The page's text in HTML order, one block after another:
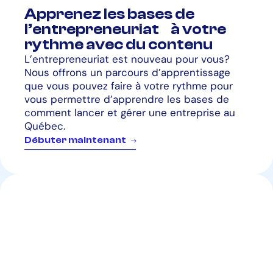
Apprenez les bases de
l’entrepreneuriat à votre
rythme avec du contenu
L’entrepreneuriat est nouveau pour vous?
Nous offrons un parcours d’apprentissage
que vous pouvez faire à votre rythme pour
vous permettre d’apprendre les bases de
comment lancer et gérer une entreprise au
Québec.
Débuter maintenant